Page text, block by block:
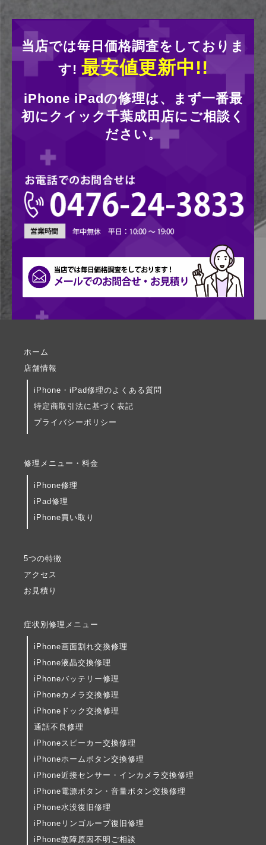
当店では毎日価格調査をしておりま
す! 最安値更新中!!
iPhone iPadの修理は、まず一番最
初にクイック千葉成田店にご相談く
ださい。
ホーム
店舗情報
iPhone・iPad修理のよくある質問
特定商取引法に基づく表記
プライバシーポリシー
修理メニュー・料金
iPhone修理
iPad修理
iPhone買い取り
5つの特徴
アクセス
お見積り
症状別修理メニュー
iPhone画面割れ交換修理
iPhone液晶交換修理
iPhoneバッテリー修理
iPhoneカメラ交換修理
iPhoneドック交換修理
通話不良修理
iPhoneスピーカー交換修理
iPhoneホームボタン交換修理
iPhone近接センサー・インカメラ交換修理
iPhone電源ボタン・音量ボタン交換修理
iPhone水没復旧修理
iPhoneリンゴループ復旧修理
iPhone故障原因不明ご相談